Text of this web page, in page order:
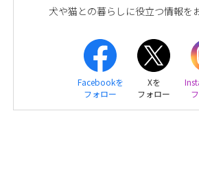
犬や猫との暮らしに役立つ情報を
Facebookを
フォロー
Xを
フォロー